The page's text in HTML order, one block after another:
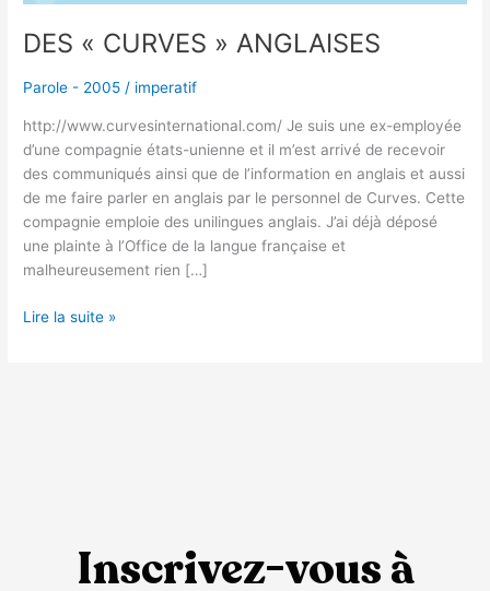
DES « CURVES » ANGLAISES
Parole - 2005 / imperatif
http://www.curvesinternational.com/ Je suis une ex-employée
d’une compagnie états-unienne et il m’est arrivé de recevoir
des communiqués ainsi que de l’information en anglais et aussi
de me faire parler en anglais par le personnel de Curves. Cette
compagnie emploie des unilingues anglais. J’ai déjà déposé
une plainte à l’Office de la langue française et
malheureusement rien […]
Lire la suite »
Inscrivez-vous à